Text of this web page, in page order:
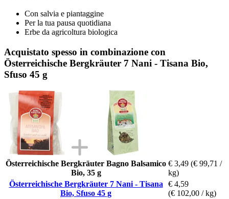
Con salvia e piantaggine
Per la tua pausa quotidiana
Erbe da agricoltura biologica
Acquistato spesso in combinazione con
Österreichische Bergkräuter 7 Nani - Tisana Bio,
Sfuso 45 g
Österreichische Bergkräuter Bagno Balsamico
Bio, 35 g
€ 3,49 (€ 99,71 /
kg)
Österreichische Bergkräuter 7 Nani - Tisana
Bio, Sfuso 45 g
€ 4,59
(€ 102,00 / kg)